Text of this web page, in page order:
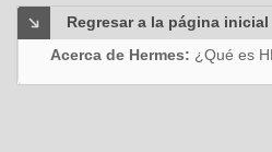
Regresar a la página inicial
Acerca de Hermes: ¿Qué es